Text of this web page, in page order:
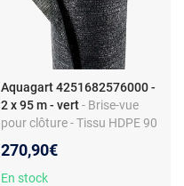
Aquagart 4251682576000 -
2 x 95 m - vert - Brise-vue
pour clôture - Tissu HDPE 90
Montage facile
270,90€
En stock